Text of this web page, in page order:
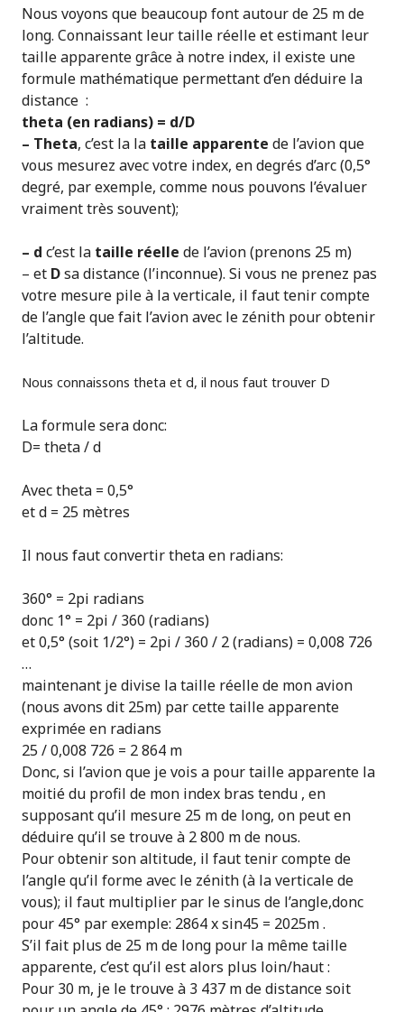
Nous voyons que beaucoup font autour de 25 m de
long. Connaissant leur taille réelle et estimant leur
taille apparente grâce à notre index, il existe une
formule mathématique permettant d’en déduire la
distance :
theta (en radians) = d/D
– Theta, c’est la la taille apparente de l’avion que
vous mesurez avec votre index, en degrés d’arc (0,5°
degré, par exemple, comme nous pouvons l’évaluer
vraiment très souvent);
– d c’est la taille réelle de l’avion (prenons 25 m)
– et Dsa distance (l’inconnue). Si vous ne prenez pas
votre mesure pile à la verticale, il faut tenir compte
de l’angle que fait l’avion avec le zénith pour obtenir
l’altitude.
Nous connaissons theta et d, il nous faut trouver D
La formule sera donc:
D= theta / d
Avec theta = 0,5°
et d = 25 mètres
Il nous faut convertir theta en radians:
360° = 2pi radians
donc 1° = 2pi / 360 (radians)
et 0,5° (soit 1/2°) = 2pi / 360 / 2 (radians) = 0,008 726
…
maintenant je divise la taille réelle de mon avion
(nous avons dit 25m) par cette taille apparente
exprimée en radians
25 / 0,008 726 = 2 864 m
Donc, si l’avion que je vois a pour taille apparente la
moitié du profil de mon index bras tendu , en
supposant qu’il mesure 25 m de long, on peut en
déduire qu’il se trouve à 2 800 m de nous.
Pour obtenir son altitude, il faut tenir compte de
l’angle qu’il forme avec le zénith (à la verticale de
vous); il faut multiplier par le sinus de l’angle,donc
pour 45° par exemple: 2864 x sin45 = 2025m .
S’il fait plus de 25 m de long pour la même taille
apparente, c’est qu’il est alors plus loin/haut :
Pour 30 m, je le trouve à 3 437 m de distance soit